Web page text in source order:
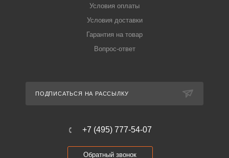
Условия оплаты
Условия доставки
Гарантия на товар
Вопрос-ответ
ПОДПИСАТЬСЯ НА РАССЫЛКУ
+7 (495) 777-54-07
Обратный звонок